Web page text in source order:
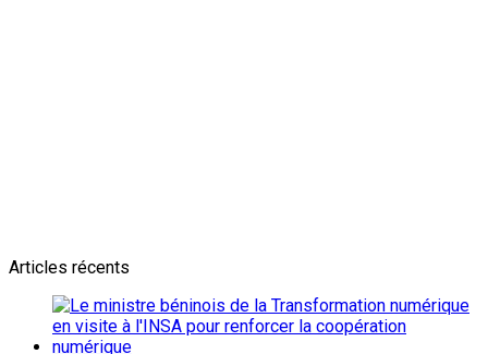
Articles récents